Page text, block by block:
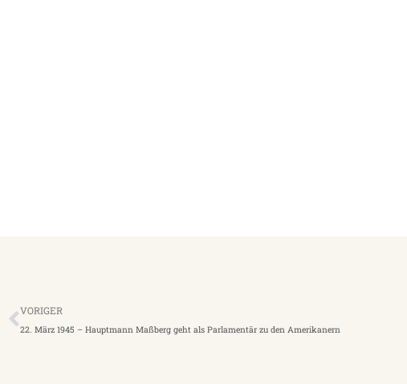
Zurück
VORIGER
22. März 1945 – Hauptmann Maßberg geht als Parlamentär zu den Amerikanern